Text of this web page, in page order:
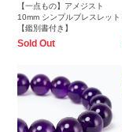
【一点もの】アメジスト
10mm シンプルブレスレット
【鑑別書付き】
Sold Out